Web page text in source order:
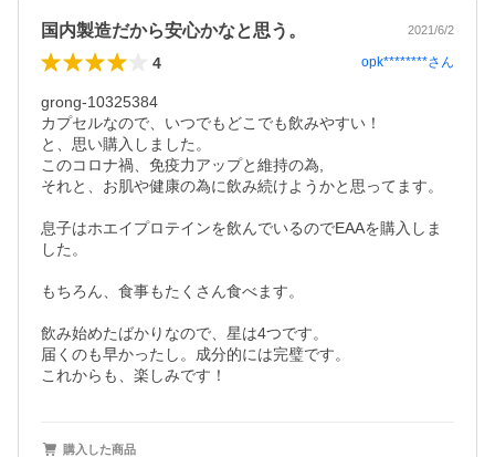
国内製造だから安心かなと思う。 2021/6/2
4 opk********さん
grong-10325384
カプセルなので、いつでもどこでも飲みやすい！
と、思い購入しました。
このコロナ禍、免疫力アップと維持の為,
それと、お肌や健康の為に飲み続けようかと思ってます。
息子はホエイプロテインを飲んでいるのでEAAを購入しま
した。
もちろん、食事もたくさん食べます。
飲み始めたばかりなので、星は4つです。
届くのも早かったし。成分的には完璧です。
これからも、楽しみです！
購入した商品